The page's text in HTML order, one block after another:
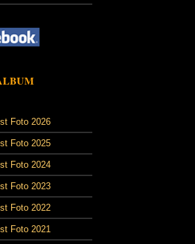
Foto 2026
Foto 2025
Foto 2024
Foto 2023
Foto 2022
Foto 2021